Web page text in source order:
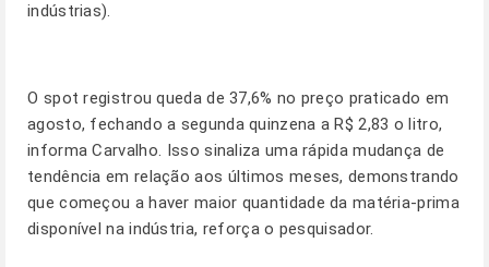
indústrias).
O spot registrou queda de 37,6% no preço praticado em
agosto, fechando a segunda quinzena a R$ 2,83 o litro,
informa Carvalho. Isso sinaliza uma rápida mudança de
tendência em relação aos últimos meses, demonstrando
que começou a haver maior quantidade da matéria-prima
disponível na indústria, reforça o pesquisador.